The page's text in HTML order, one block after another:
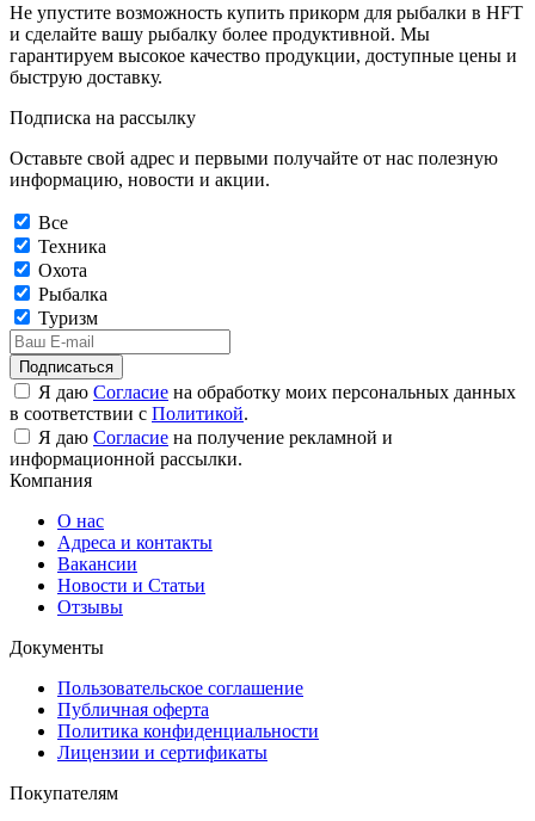
Не упустите возможность купить прикорм для рыбалки в HFT
и сделайте вашу рыбалку более продуктивной. Мы
гарантируем высокое качество продукции, доступные цены и
быструю доставку.
Подписка на рассылку
Оставьте свой адрес и первыми получайте от нас полезную
информацию, новости и акции.
Все
Техника
Охота
Рыбалка
Туризм
Подписаться
Я даю Согласие на обработку моих персональных данных
в соответствии с Политикой.
Я даю Согласие на получение рекламной и
информационной рассылки.
Компания
О нас
Адреса и контакты
Вакансии
Новости и Статьи
Отзывы
Документы
Пользовательское соглашение
Публичная оферта
Политика конфиденциальности
Лицензии и сертификаты
Покупателям